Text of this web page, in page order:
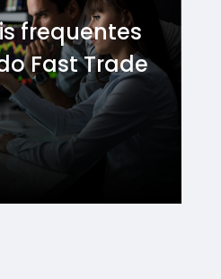
frequentes
Fast Trade